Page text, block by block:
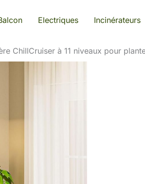
Electriques Incinérateurs
ChillCruiser à 11 niveaux pour